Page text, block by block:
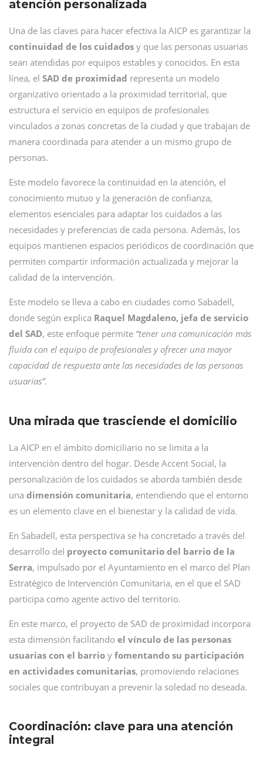
atención personalizada
Una de las claves para hacer efectiva la AICP es garantizar la
continuidad de los cuidados y que las personas usuarias
sean atendidas por equipos estables y conocidos. En esta
línea, el SAD de proximidad representa un modelo
organizativo orientado a la proximidad territorial, que
estructura el servicio en equipos de profesionales
vinculados a zonas concretas de la ciudad y que trabajan de
manera coordinada para atender a un mismo grupo de
personas.
Este modelo favorece la continuidad en la atención, el
conocimiento mutuo y la generación de confianza,
elementos esenciales para adaptar los cuidados a las
necesidades y preferencias de cada persona. Además, los
equipos mantienen espacios periódicos de coordinación que
permiten compartir información actualizada y mejorar la
calidad de la intervención.
Este modelo se lleva a cabo en ciudades como Sabadell,
donde según explica Raquel Magdaleno, jefa de servicio
del SAD, este enfoque permite “tener una comunicación más
fluida con el equipo de profesionales y ofrecer una mayor
capacidad de respuesta ante las necesidades de las personas
usuarias”.
Una mirada que trasciende el domicilio
La AICP en el ámbito domiciliario no se limita a la
intervención dentro del hogar. Desde Accent Social, la
personalización de los cuidados se aborda también desde
una dimensión comunitaria, entendiendo que el entorno
es un elemento clave en el bienestar y la calidad de vida.
En Sabadell, esta perspectiva se ha concretado a través del
desarrollo del proyecto comunitario del barrio de la
Serra, impulsado por el Ayuntamiento en el marco del Plan
Estratégico de Intervención Comunitaria, en el que el SAD
participa como agente activo del territorio.
En este marco, el proyecto de SAD de proximidad incorpora
esta dimensión facilitando el vínculo de las personas
usuarias con el barrio y fomentando su participación
en actividades comunitarias, promoviendo relaciones
sociales que contribuyan a prevenir la soledad no deseada.
Coordinación: clave para una atención
integral